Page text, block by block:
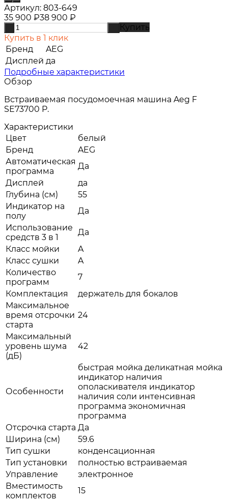
Артикул: 803-649
35 900 ₽38 900 ₽
Купить
Купить в 1 клик
Бренд
AEG
Дисплей да
Подробные характеристики
Обзор
Встраиваемая посудомоечная машина Aeg F
SE73700 P.
Характеристики
Цвет
белый
Бренд
AEG
Автоматическая
программа
Да
Дисплей
да
Глубина (см)
55
Индикатор на
полу
Да
Использование
средств 3 в 1
Да
Класс мойки
A
Класс сушки
A
Количество
программ
7
Комплектация
держатель для бокалов
Максимальное
время отсрочки
старта
24
Максимальный
уровень шума
(дБ)
42
Особенности
быстрая мойка деликатная мойка
индикатор наличия
ополаскивателя индикатор
наличия соли интенсивная
программа экономичная
программа
Отсрочка старта Да
Ширина (см)
59.6
Тип сушки
конденсационная
Тип установки
полностью встраиваемая
Управление
электронное
Вместимость
комплектов
15